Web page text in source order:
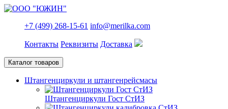
+7 (499) 268-15-61 info@merilka.com
Контакты Реквизиты Доставка
Каталог товаров
Штангенциркули и штангенрейсмасы
Штангенциркули Гост СтИЗ